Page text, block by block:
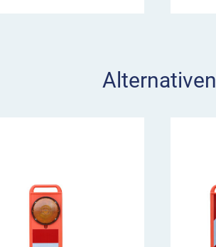
Alternativen